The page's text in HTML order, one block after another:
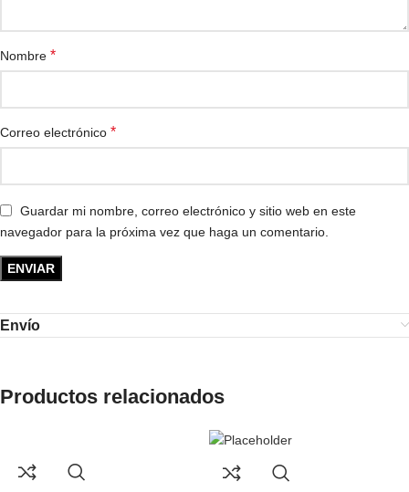
Nombre *
Correo electrónico *
Guardar mi nombre, correo electrónico y sitio web en este
navegador para la próxima vez que haga un comentario.
Envío
Productos relacionados